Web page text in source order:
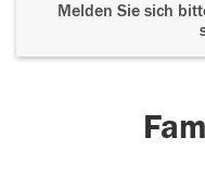
Melden Sie sich